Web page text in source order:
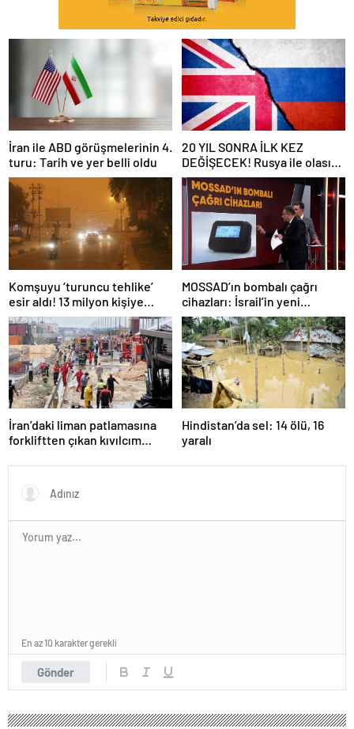
İran ile ABD görüşmelerinin 4.
turu: Tarih ve yer belli oldu
20 YIL SONRA İLK KEZ
DEĞİŞECEK! Rusya ile olası
savaş… İngiltere’nin gizli
planı güncelleniyor!
Komşuyu ‘turuncu tehlike’
esir aldı! 13 milyon kişiye
“evde kalın” uyarısı…
MOSSAD’ın bombalı çağrı
cihazları: İsrail’in yeni
suikastını MİT önledi
İran’daki liman patlamasına
forkliftten çıkan kıvılcım
Hindistan’da sel: 14 ölü, 16
yaralı
Gönder
En az 10 karakter gerekli